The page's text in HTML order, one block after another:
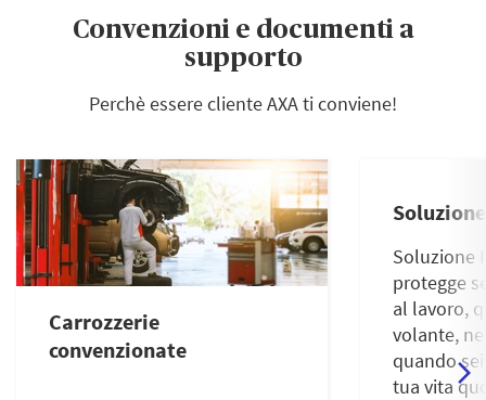
Convenzioni e documenti a
supporto
Perchè essere cliente AXA ti conviene!
Carrozzerie
convenzionate
Soluzione
protegge
al lavoro,
volante,
quando
tua vita